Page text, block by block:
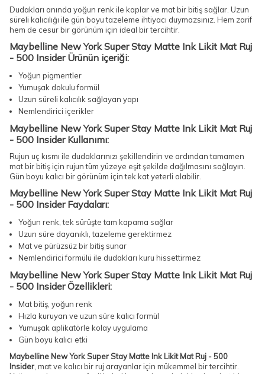
Dudakları anında yoğun renk ile kaplar ve mat bir bitiş sağlar. Uzun
süreli kalıcılığı ile gün boyu tazeleme ihtiyacı duymazsınız. Hem zarif
hem de cesur bir görünüm için ideal bir tercihtir.
Maybelline New York Super Stay Matte Ink Likit Mat Ruj
- 500 Insider Ürünün içeriği:
Yoğun pigmentler
Yumuşak dokulu formül
Uzun süreli kalıcılık sağlayan yapı
Nemlendirici içerikler
Maybelline New York Super Stay Matte Ink Likit Mat Ruj
- 500 Insider Kullanımı:
Rujun uç kısmı ile dudaklarınızı şekillendirin ve ardından tamamen
mat bir bitiş için rujun tüm yüzeye eşit şekilde dağılmasını sağlayın.
Gün boyu kalıcı bir görünüm için tek kat yeterli olabilir.
Maybelline New York Super Stay Matte Ink Likit Mat Ruj
- 500 Insider Faydaları:
Yoğun renk, tek sürüşte tam kapama sağlar
Uzun süre dayanıklı, tazeleme gerektirmez
Mat ve pürüzsüz bir bitiş sunar
Nemlendirici formülü ile dudakları kuru hissettirmez
Maybelline New York Super Stay Matte Ink Likit Mat Ruj
- 500 Insider Özellikleri:
Mat bitiş, yoğun renk
Hızla kuruyan ve uzun süre kalıcı formül
Yumuşak aplikatörle kolay uygulama
Gün boyu kalıcı etki
Maybelline New York Super Stay Matte Ink Likit Mat Ruj - 500
Insider, mat ve kalıcı bir ruj arayanlar için mükemmel bir tercihtir.